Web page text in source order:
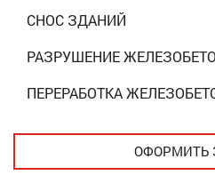
СНОС ЗДАНИЙ
РАЗРУШЕНИЕ
ПЕРЕРАБОТКА
ОФОРМИТЬ